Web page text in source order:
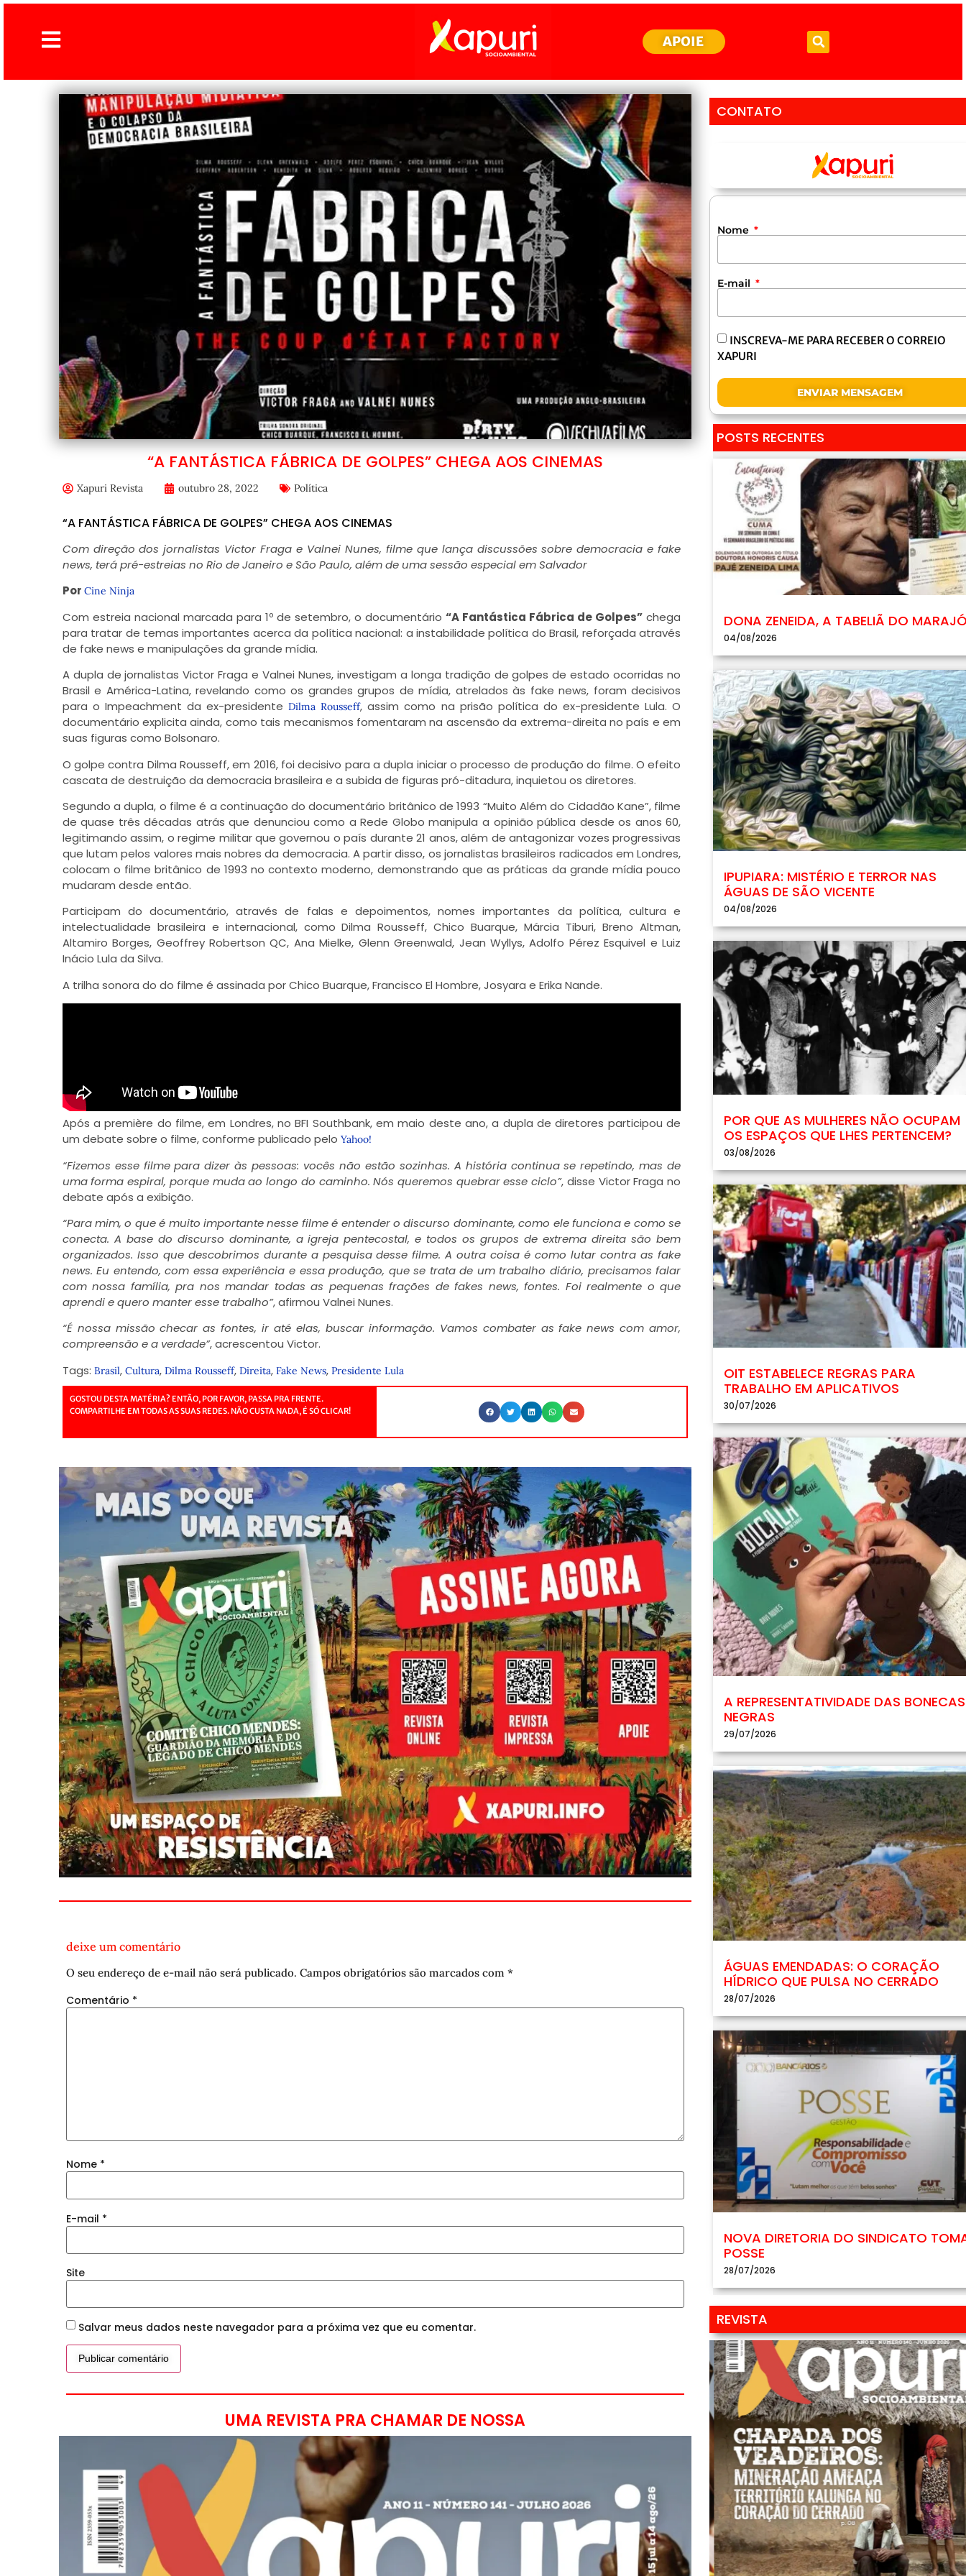
APOIE
“A FANTÁSTICA FÁBRICA DE GOLPES” CHEGA AOS CINEMAS
Xapuri Revista outubro 28, 2022 Política
“A FANTÁSTICA FÁBRICA DE GOLPES” CHEGA AOS CINEMAS
Com direção dos jornalistas Victor Fraga e Valnei Nunes, filme que lança discussões sobre democracia e fake
news, terá pré-estreias no Rio de Janeiro e São Paulo, além de uma sessão especial em Salvador
Por Cine Ninja
Com estreia nacional marcada para 1º de setembro, o documentário “A Fantástica Fábrica de Golpes” chega
para tratar de temas importantes acerca da política nacional: a instabilidade política do Brasil, reforçada através
de fake news e manipulações da grande mídia.
A dupla de jornalistas Victor Fraga e Valnei Nunes, investigam a longa tradição de golpes de estado ocorridas no
Brasil e América-Latina, revelando como os grandes grupos de mídia, atrelados às fake news, foram decisivos
para o Impeachment da ex-presidenteDilma Rousseff, assim como na prisão política do ex-presidente Lula. O
documentário explicita ainda, como tais mecanismos fomentaram na ascensão da extrema-direita no país e em
suas figuras como Bolsonaro.
O golpe contra Dilma Rousseff, em 2016, foi decisivo para a dupla iniciar o processo de produção do filme. O efeito
cascata de destruição da democracia brasileira e a subida de figuras pró-ditadura, inquietou os diretores.
Segundo a dupla, o filme é a continuação do documentário britânico de 1993 “Muito Além do Cidadão Kane”, filme
de quase três décadas atrás que denunciou como a Rede Globo manipula a opinião pública desde os anos 60,
legitimando assim, o regime militar que governou o país durante 21 anos, além de antagonizar vozes progressivas
que lutam pelos valores mais nobres da democracia. A partir disso, os jornalistas brasileiros radicados em Londres,
colocam o filme britânico de 1993 no contexto moderno, demonstrando que as práticas da grande mídia pouco
mudaram desde então.
Participam do documentário, através de falas e depoimentos, nomes importantes da política, cultura e
intelectualidade brasileira e internacional, como Dilma Rousseff, Chico Buarque, Márcia Tiburi, Breno Altman,
Altamiro Borges, Geoffrey Robertson QC, Ana Mielke, Glenn Greenwald, Jean Wyllys, Adolfo Pérez Esquivel e Luiz
Inácio Lula da Silva.
A trilha sonora do do filme é assinada por Chico Buarque, Francisco El Hombre, Josyara e Erika Nande.
Após a première do filme, em Londres, no BFI Southbank, em maio deste ano, a dupla de diretores participou de
um debate sobre o filme, conforme publicado pelo Yahoo!
“Fizemos esse filme para dizer às pessoas: vocês não estão sozinhas. A história continua se repetindo, mas de
uma forma espiral, porque muda ao longo do caminho. Nós queremos quebrar esse ciclo”, disse Victor Fraga no
debate após a exibição.
“Para mim, o que é muito importante nesse filme é entender o discurso dominante, como ele funciona e como se
conecta. A base do discurso dominante, a igreja pentecostal, e todos os grupos de extrema direita são bem
organizados. Isso que descobrimos durante a pesquisa desse filme. A outra coisa é como lutar contra as fake
news. Eu entendo, com essa experiência e essa produção, que se trata de um trabalho diário, precisamos falar
com nossa família, pra nos mandar todas as pequenas frações de fakes news, fontes. Foi realmente o que
aprendi e quero manter esse trabalho”, afirmou Valnei Nunes.
“É nossa missão checar as fontes, ir até elas, buscar informação. Vamos combater as fake news com amor,
compreensão e a verdade”, acrescentou Victor.
Tags: Brasil, Cultura, Dilma Rousseff, Direita, Fake News, Presidente Lula
GOSTOU DESTA MATÉRIA? ENTÃO, POR FAVOR, PASSA PRA FRENTE.
COMPARTILHE EM TODAS AS SUAS REDES. NÃO CUSTA NADA, É SÓ CLICAR!
deixe um comentário
O seu endereço de e-mail não será publicado. Campos obrigatórios são marcados com *
Comentário *
Nome *
E-mail *
Site
Salvar meus dados neste navegador para a próxima vez que eu comentar.
UMA REVISTA PRA CHAMAR DE NOSSA
CONTATO
Nome
E-mail
INSCREVA-ME PARA RECEBER O CORREIO
XAPURI
ENVIAR MENSAGEM
POSTS RECENTES
DONA ZENEIDA, A TABELIÃ DO
04/08/2026
IPUPIARA: MISTÉRIO E TERROR NAS
ÁGUAS DE SÃO VICENTE
04/08/2026
POR QUE AS MULHERES NÃO OCUPAM
OS ESPAÇOS QUE LHES PERTENCEM?
03/08/2026
OIT ESTABELECE REGRAS PARA
TRABALHO EM APLICATIVOS
30/07/2026
A REPRESENTATIVIDADE DAS BONECAS
NEGRAS
29/07/2026
ÁGUAS EMENDADAS: O CORAÇÃO
HÍDRICO QUE PULSA NO CERRADO
28/07/2026
NOVA DIRETORIA DO SINDICATO
POSSE
28/07/2026
REVISTA